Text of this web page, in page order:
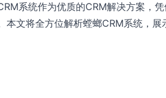
系统作为优质的CRM解决方案，
本文将全方位解析螳螂CRM系统，